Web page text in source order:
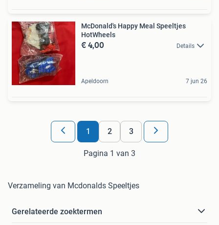
McDonald's Happy Meal Speeltjes
HotWheels
€ 4,00 Details
Apeldoorn 7 jun 26
1 2 3
Pagina 1 van 3
Verzameling van Mcdonalds Speeltjes
Gerelateerde zoektermen